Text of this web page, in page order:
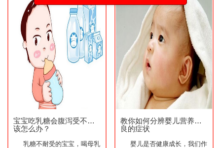
宝宝吃乳糖会腹泻受不了
该怎么办？
乳糖不耐受的宝宝，喝母乳
教你如何分辨婴儿营养不
良的症状
婴儿是否健康成长，我们作